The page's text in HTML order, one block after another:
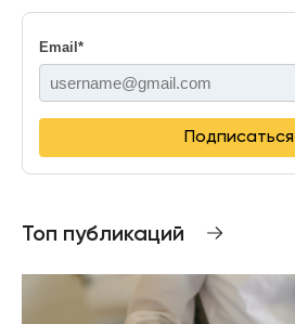
Email *
Подписаться
Топ публикаций